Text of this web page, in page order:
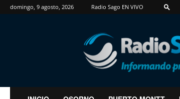
domingo, 9 agosto, 2026 Radio Sago EN VIVO
RadioSago